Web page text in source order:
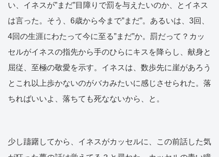
い、イネスが”まだ”目障りで罰を与えたいのか、とイネス
は言った。そう、6歳から今まで”まだ”。あるいは、3回、
4回の生涯にわたって今に至る”まだ”か。罰だって？カッ
セルがイネスの指先から手のひらにキスを降らし、献身と
屈従、至極の敬愛を示す。イネスは、数歩先に崖があろう
とこれ以上歩かないのがバカみたいに感じさせられた。落
ちればいいよ、落ちても死なないから、と。
少し躊躇してから、イネスがカッセルに、この前話した気